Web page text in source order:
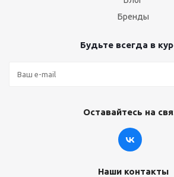
Бренды
Будьте всегда в
Оставайтесь на
Наши контакты